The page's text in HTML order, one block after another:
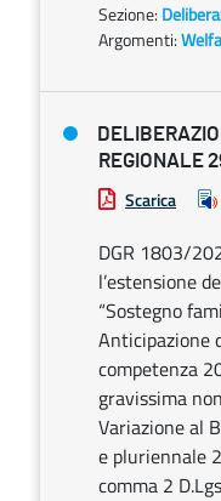
Sezione:
Argomenti:
REGIONALE
Scarica
DGR 1803/
l’estensione
“Sostegno
Anticipazione
competenza
gravissima
Variazione al
e pluriennale
comma 2